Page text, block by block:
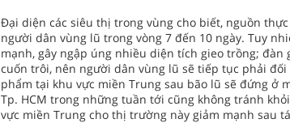
Đại diện các siêu thị trong vùng cho biết, nguồn
người dân vùng lũ trong vòng 7 đến 10 ngày. Tuy
mạnh, gây ngập úng nhiều diện tích gieo trồng;
cuốn trôi, nên người dân vùng lũ sẽ tiếp tục phải
phẩm tại khu vực miền Trung sau bão lũ sẽ đứng ở
Tp. HCM trong những tuần tới cũng không tránh
vực miền Trung cho thị trường này giảm mạnh sau